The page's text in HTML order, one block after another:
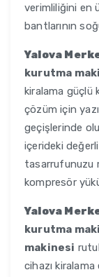
verimliliğini en
bantlarının
Yalova
kurutma
kiralama güçlü
çözüm için
geçişlerinde
içerideki değerli
tasarrufunuzu
kompresör
Yalova
kurutma
makinesi
cihazı